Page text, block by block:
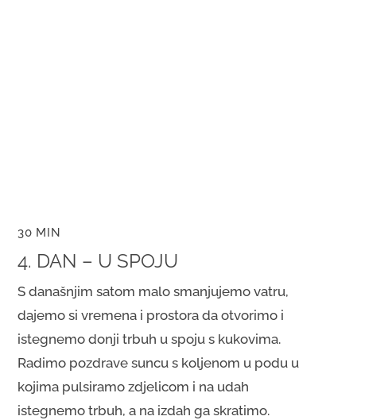
30 MIN
4. DAN – U SPOJU
S današnjim satom malo smanjujemo vatru,
dajemo si vremena i prostora da otvorimo i
istegnemo donji trbuh u spoju s kukovima.
Radimo pozdrave suncu s koljenom u podu u
kojima pulsiramo zdjelicom i na udah
istegnemo trbuh, a na izdah ga skratimo.